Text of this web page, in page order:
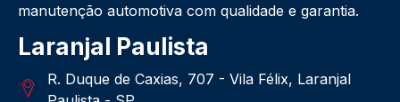
manutenção automotiva com qualidade e garantia.
Laranjal Paulista
R. Duque de Caxias, 707 - Vila Félix, Laranjal